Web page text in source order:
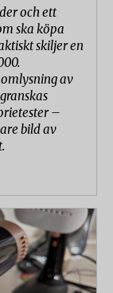
och ett
ska köpa
skiljer en
av
–
bild av